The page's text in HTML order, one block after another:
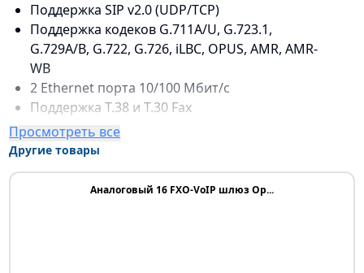
Поддержка SIP v2.0 (UDP/TCP)
Поддержка кодеков G.711A/U, G.723.1,
G.729A/B, G.722, G.726, iLBC, OPUS, AMR, AMR-
WB
2 Ethernet порта 10/100 Мбит/с
Поддержка T.38 и T.30 Fax
Поддержка Caller ID и DTMF
Поддержка IPv4 и IPv6
Поддержка SNMP, TR069 и API
Просмотреть все
Другие товары
Аналоговый 16 FXO-VoIP шлюз Op...